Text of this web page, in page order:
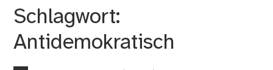
Schlagwort:
Antidemokratisch